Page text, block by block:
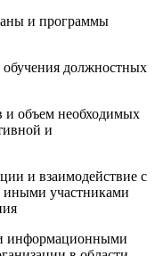
и программы
должностных
и объем необходимых
и
и взаимодействие с
участниками
информационными